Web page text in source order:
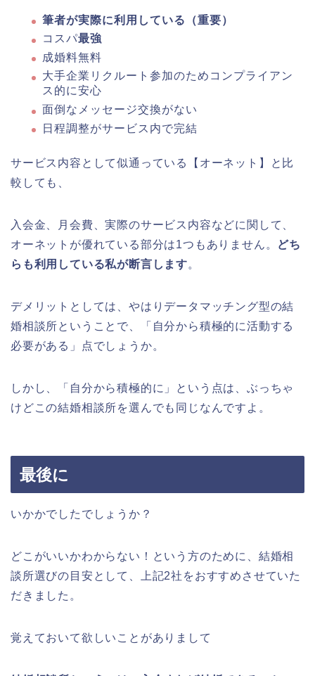
筆者が実際に利用している（重要）
コスパ最強
成婚料無料
大手企業リクルート参加のためコンプライアン
ス的に安心
面倒なメッセージ交換がない
日程調整がサービス内で完結
サービス内容として似通っている【オーネット】と比
較しても、
入会金、月会費、実際のサービス内容などに関して、
オーネットが優れている部分は1つもありません。 どち
らも利用している私が断言します。
デメリットとしては、やはりデータマッチング型の結
婚相談所ということで、「自分から積極的に活動する
必要がある」点でしょうか。
しかし、「自分から積極的に」という点は、ぶっちゃ
けどこの結婚相談所を選んでも同じなんですよ。
最後に
いかかでしたでしょうか？
どこがいいかわからない！という方のために、結婚相
談所選びの目安として、上記2社をおすすめさせていた
だきました。
覚えておいて欲しいことがありまして